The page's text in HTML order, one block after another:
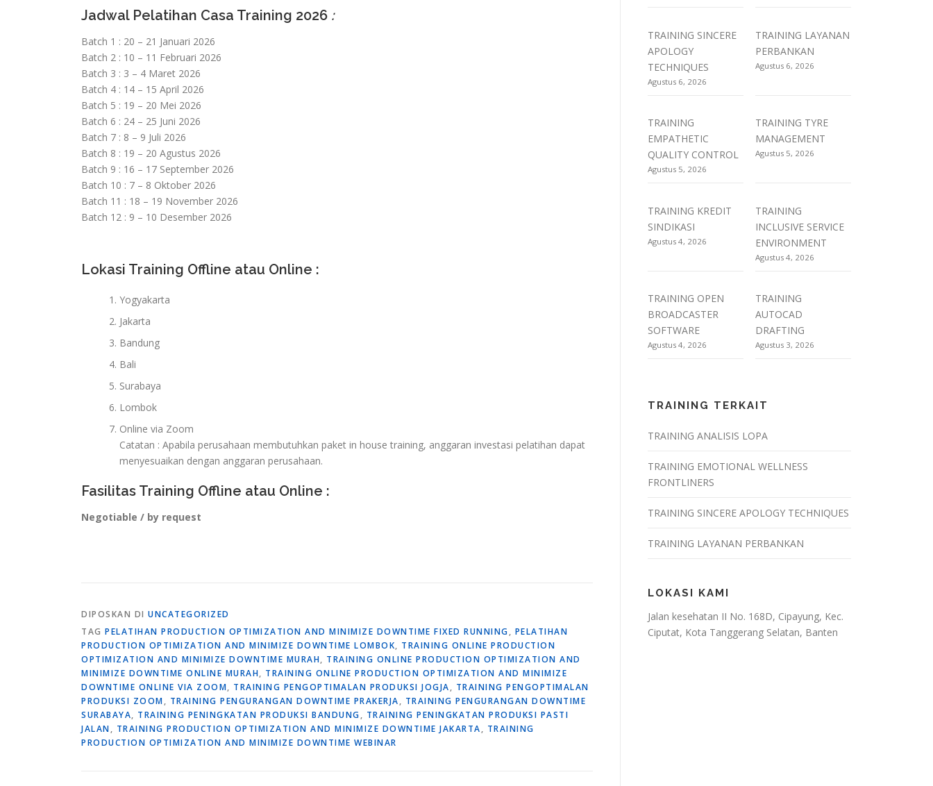
Jadwal Pelatihan Casa Training 2026 :
Batch 1 : 20 – 21 Januari 2026
Batch 2 : 10 – 11 Februari 2026
Batch 3 : 3 – 4 Maret 2026
Batch 4 : 14 – 15 April 2026
Batch 5 : 19 – 20 Mei 2026
Batch 6 : 24 – 25 Juni 2026
Batch 7 : 8 – 9 Juli 2026
Batch 8 : 19 – 20 Agustus 2026
Batch 9 : 16 – 17 September 2026
Batch 10 : 7 – 8 Oktober 2026
Batch 11 : 18 – 19 November 2026
Batch 12 : 9 – 10 Desember 2026
Lokasi Training Offline atau Online :
Yogyakarta
Jakarta
Bandung
Bali
Surabaya
Lombok
Online via Zoom
Catatan : Apabila perusahaan membutuhkan paket in house training, anggaran investasi pelatihan dapat
menyesuaikan dengan anggaran perusahaan.
Fasilitas Training Offline atau Online :
Negotiable / by request
DIPOSKAN DI UNCATEGORIZED
TAG PELATIHAN PRODUCTION OPTIMIZATION AND MINIMIZE DOWNTIME FIXED RUNNING, PELATIHAN
PRODUCTION OPTIMIZATION AND MINIMIZE DOWNTIME LOMBOK, TRAINING ONLINE PRODUCTION
OPTIMIZATION AND MINIMIZE DOWNTIME MURAH, TRAINING ONLINE PRODUCTION OPTIMIZATION AND
MINIMIZE DOWNTIME ONLINE MURAH, TRAINING ONLINE PRODUCTION OPTIMIZATION AND MINIMIZE
DOWNTIME ONLINE VIA ZOOM, TRAINING PENGOPTIMALAN PRODUKSI JOGJA, TRAINING PENGOPTIMALAN
PRODUKSI ZOOM, TRAINING PENGURANGAN DOWNTIME PRAKERJA, TRAINING PENGURANGAN DOWNTIME
SURABAYA, TRAINING PENINGKATAN PRODUKSI BANDUNG, TRAINING PENINGKATAN PRODUKSI PASTI
JALAN, TRAINING PRODUCTION OPTIMIZATION AND MINIMIZE DOWNTIME JAKARTA, TRAINING
PRODUCTION OPTIMIZATION AND MINIMIZE DOWNTIME WEBINAR
TRAINING SINCERE
APOLOGY
TECHNIQUES
Agustus 6, 2026
TRAINING LAYANAN
PERBANKAN
Agustus 6, 2026
TRAINING
EMPATHETIC
QUALITY CONTROL
Agustus 5, 2026
TRAINING TYRE
MANAGEMENT
Agustus 5, 2026
TRAINING KREDIT
SINDIKASI
Agustus 4, 2026
TRAINING
INCLUSIVE SERVICE
ENVIRONMENT
Agustus 4, 2026
TRAINING OPEN
BROADCASTER
SOFTWARE
Agustus 4, 2026
TRAINING
AUTOCAD
DRAFTING
Agustus 3, 2026
TRAINING TERKAIT
TRAINING ANALISIS LOPA
TRAINING EMOTIONAL WELLNESS
FRONTLINERS
TRAINING SINCERE APOLOGY TECHNIQUES
TRAINING LAYANAN PERBANKAN
LOKASI KAMI
Jalan kesehatan II No. 168D, Cipayung, Kec.
Ciputat, Kota Tanggerang Selatan, Banten